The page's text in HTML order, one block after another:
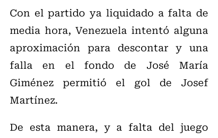
Con el partido ya liquidado a falta de
media hora, Venezuela intentó alguna
aproximación para descontar y una
falla en el fondo de José María
Giménez permitió el gol de Josef
Martínez.
De esta manera, y a falta del juego